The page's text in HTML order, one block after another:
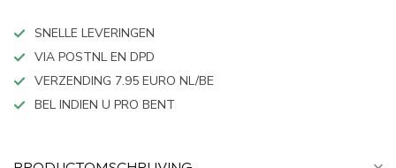
SNELLE LEVERINGEN
VIA POSTNL EN DPD
VERZENDING 7.95 EURO NL/BE
BEL INDIEN U PRO BENT